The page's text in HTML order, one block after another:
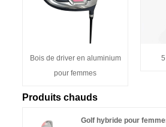
Bois de driver en aluminium
pour femmes
Produits chauds
Golf hybride pour